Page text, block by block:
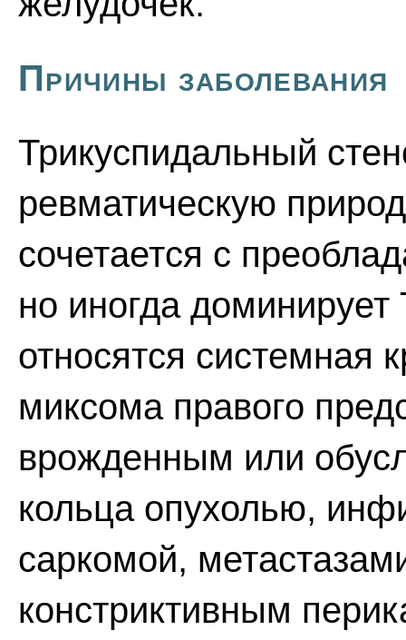
Причины заболевания
Трикуспидальный
ревматическую
сочетается с
но иногда
относятся системная
миксома правого
врожденным или
кольца опухолью,
саркомой,
констриктивным